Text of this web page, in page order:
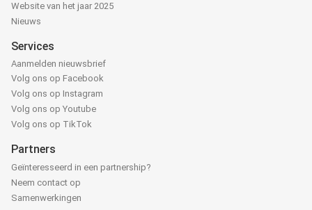
Website van het jaar 2025
Nieuws
Services
Aanmelden nieuwsbrief
Volg ons op Facebook
Volg ons op Instagram
Volg ons op Youtube
Volg ons op TikTok
Partners
Geïnteresseerd in een partnership?
Neem contact op
Samenwerkingen